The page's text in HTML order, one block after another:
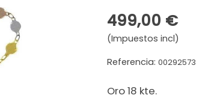
499,00 €
(Impuestos incl)
Referencia:00292573
Oro 18 kte.